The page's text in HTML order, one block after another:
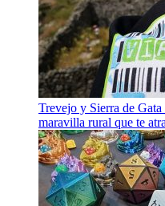
Trevejo y Sierra de
maravilla rural que te